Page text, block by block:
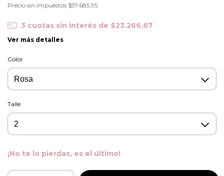
Precio sin impuestos $57.685,95
3 cuotas sin interés de $23.266,67
Ver más detalles
Color
Talle
¡No te lo pierdas, es el último!